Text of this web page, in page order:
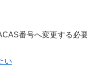
番号へ変更する必要
い